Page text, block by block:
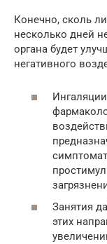
Конечно, сколь
несколько дней
органа будет
негативного
Занятия
этих